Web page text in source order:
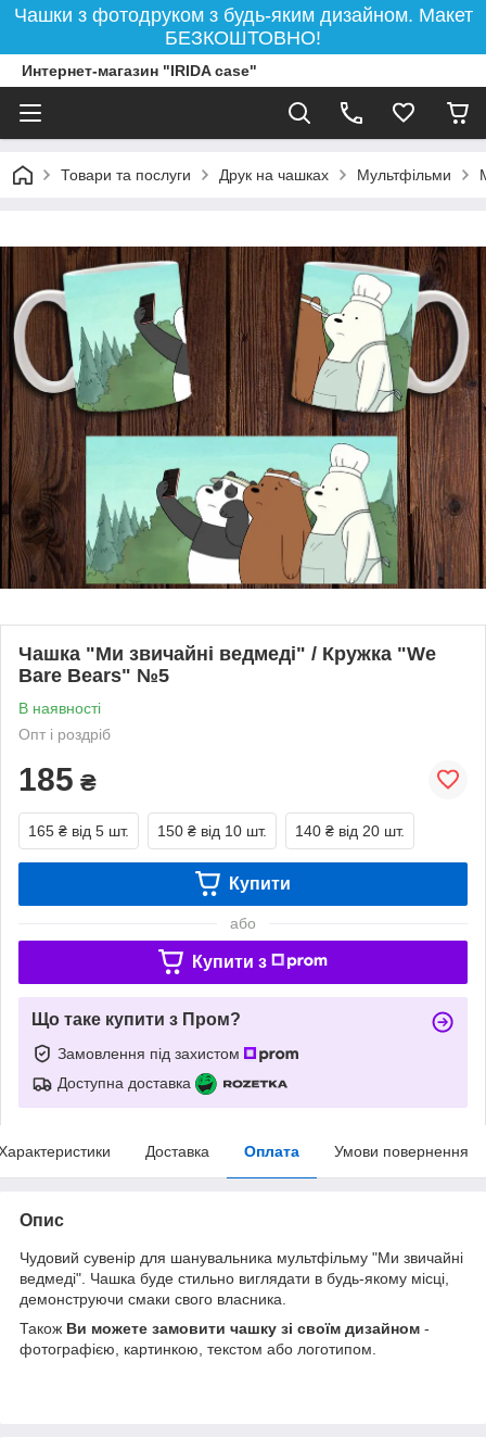
Чашки з фотодруком з будь-яким дизайном. Макет
БЕЗКОШТОВНО!
Интернет-магазин "IRIDA case"
Товари та послуги Друк на чашках Мультфільми
Чашка "Ми звичайні ведмеді" / Кружка "We
Bare Bears" №5
В наявності
Опт і роздріб
185 ₴
165 ₴ від 5 шт. 150 ₴ від 10 шт. 140 ₴ від 20 шт.
Купити
або
Купити з
Що таке купити з Пром?
Замовлення під захистом
Доступна доставка
Доставка Оплата Умови повернення
Опис
Чудовий сувенір для шанувальника мультфільму "Ми звичайні
ведмеді". Чашка буде стильно виглядати в будь-якому місці,
демонструючи смаки свого власника.
Також Ви можете замовити чашку зі своїм дизайном -
фотографією, картинкою, текстом або логотипом.